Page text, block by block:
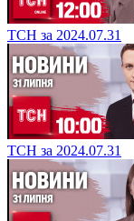
ТСН за 2024.07.31
ТСН за 2024.07.31